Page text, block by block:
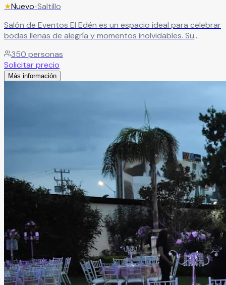
★Nuevo•Saltillo
Salón de Eventos El Edén es un espacio ideal para celebrar
bodas llenas de alegría y momentos inolvidables. Su
para compartir con tus seres queridos una celebración
única y especial.
350 personas
Solicitar precio
Más información